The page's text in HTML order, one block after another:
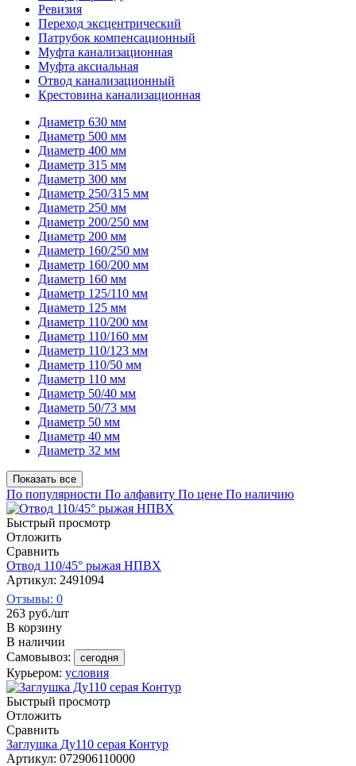
Ревизия
Переход эксцентрический
Патрубок компенсационный
Муфта канализационная
Муфта аксиальная
Отвод канализационный
Крестовина канализационная
Диаметр 630 мм
Диаметр 500 мм
Диаметр 400 мм
Диаметр 315 мм
Диаметр 300 мм
Диаметр 250/315 мм
Диаметр 250 мм
Диаметр 200/250 мм
Диаметр 200 мм
Диаметр 160/250 мм
Диаметр 160/200 мм
Диаметр 160 мм
Диаметр 125/110 мм
Диаметр 125 мм
Диаметр 110/200 мм
Диаметр 110/160 мм
Диаметр 110/123 мм
Диаметр 110/50 мм
Диаметр 110 мм
Диаметр 50/40 мм
Диаметр 50/73 мм
Диаметр 50 мм
Диаметр 40 мм
Диаметр 32 мм
Показать все
По популярности По алфавиту По цене По наличию
Быстрый просмотр
Отложить
Сравнить
Отвод 110/45° рыжая НПВХ
Артикул: 2491094
Отзывы: 0
263 руб./шт
В корзину
В наличии
Самовывоз:
сегодня
Курьером: условия
Быстрый просмотр
Отложить
Сравнить
Заглушка Ду110 серая Контур
Артикул: 072906110000